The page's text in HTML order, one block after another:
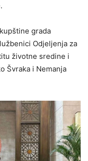
grada
Odjeljenja za
životne sredine i
Švraka i Nemanja